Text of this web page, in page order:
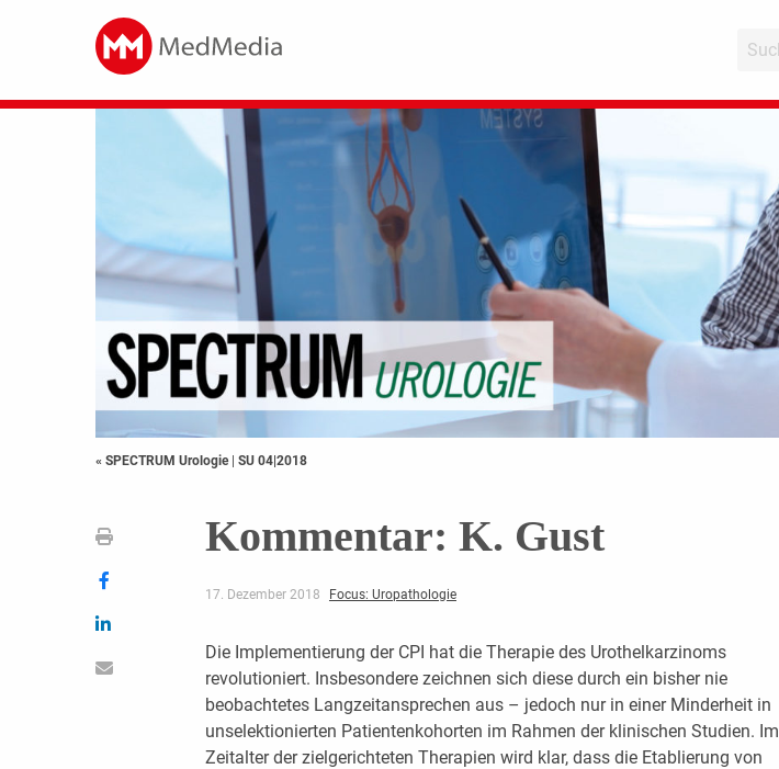
« SPECTRUM Urologie | SU 04|2018
Kommentar: K. Gust
17. Dezember 2018 Focus: Uropathologie
Die Implementierung der CPI hat die Therapie des Urothelkarzinoms
revolutioniert. Insbesondere zeichnen sich diese durch ein bisher nie
beobachtetes Langzeitansprechen aus – jedoch nur in einer Minderheit in
unselektionierten Patientenkohorten im Rahmen der klinischen Studien. Im
Zeitalter der zielgerichteten Therapien wird klar, dass die Etablierung von